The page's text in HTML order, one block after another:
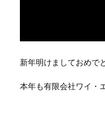
新年明けましておめで
本年も有限会社ワイ・